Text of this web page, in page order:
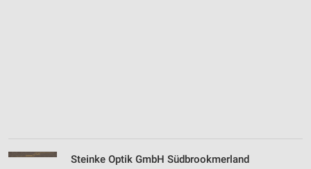
Steinke Optik GmbH Südbrookmerland